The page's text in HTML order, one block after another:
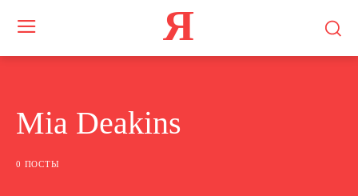
Я
Mia Deakins
0 ПОСТЫ